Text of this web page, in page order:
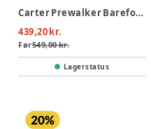
Carter Prewalker Barefoot - Cognac
439,20 kr.
Før549,00 kr.
Lagerstatus